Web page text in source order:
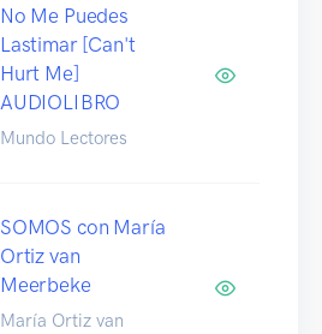
No Me Puedes
Lastimar [Can't
Hurt Me]
AUDIOLIBRO
Mundo Lectores
SOMOS con María
Ortiz van
Meerbeke
María Ortiz van